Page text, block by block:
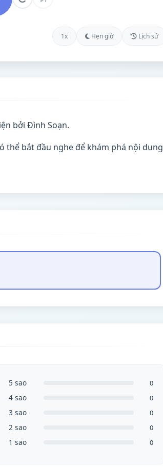
1x Hẹn giờ Lịch sử
bởi Đình Soạn.
thể bắt đầu nghe để khám phá nội dung
5 sao 0
4 sao 0
3 sao 0
2 sao 0
1 sao 0